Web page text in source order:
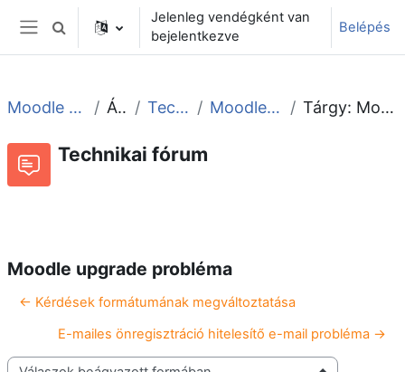
Tovább a fő tartalomhoz
Oldalpanel
Keresési bemeneti adatok váltása
Jelenleg vendégként van
bejelentkezve
Belépés
Moodle tudástár és fórum Általános Technikai fórum Moodle upgrade probléma Tárgy: Moodle upgrade probléma
Technikai fórum
Moodle upgrade probléma
← Kérdések formátumának megváltoztatása
E-mailes önregisztráció hitelesítő e-mail probléma →